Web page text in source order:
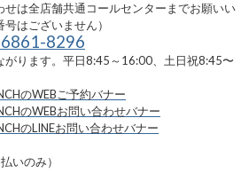
は全店舗共通コールセンターまでお願いい
はございません）
8296
がります。平日8:45～16:00、土日祝8:45〜
いのみ）